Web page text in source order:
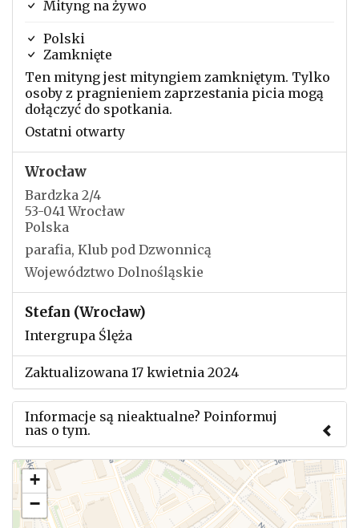
Mityng na żywo
Polski
Zamknięte
Ten mityng jest mityngiem zamkniętym. Tylko
osoby z pragnieniem zaprzestania picia mogą
dołączyć do spotkania.
Ostatni otwarty
Wrocław
Bardzka 2/4
53-041 Wrocław
Polska
parafia, Klub pod Dzwonnicą
Województwo Dolnośląskie
Stefan (Wrocław)
Intergrupa Ślęża
Zaktualizowana 17 kwietnia 2024
Informacje są nieaktualne? Poinformuj
nas o tym.
Użyj tego formularza aby przesłać informację o
zmianach w powyższym mityngu.
+
−